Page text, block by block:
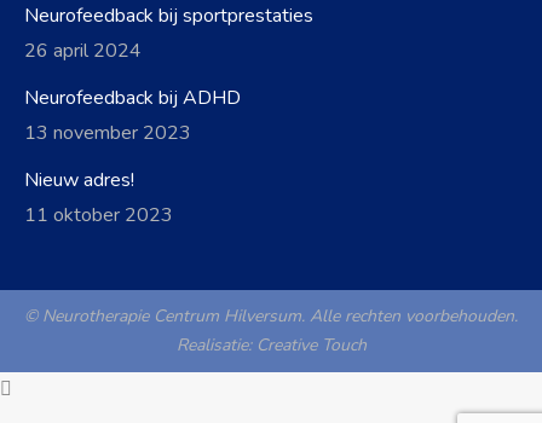
Neurofeedback bij sportprestaties
26 april 2024
Neurofeedback bij ADHD
13 november 2023
Nieuw adres!
11 oktober 2023
© Neurotherapie Centrum Hilversum. Alle rechten voorbehouden.
Realisatie: Creative Touch